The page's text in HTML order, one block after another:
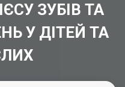
ЗУБІВ ТА
У ДІТЕЙ ТА